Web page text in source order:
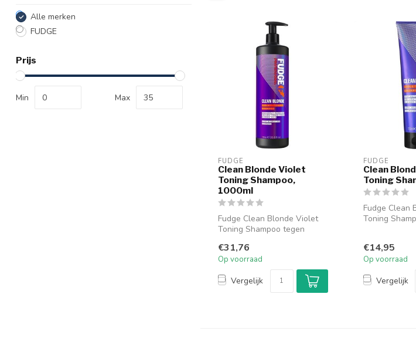
Alle merken
FUDGE
Prijs
Min Max
FUDGE
Clean Blonde Violet
Toning Shampoo,
1000ml
Fudge Clean Blonde Violet
Toning Shampoo tegen
Fudge C...
€31,76
Op voorraad
Vergelijk
FUDGE
Clean
Toning
Fudge Clean
Toning
€14,95
Op voorraad
Vergelijk